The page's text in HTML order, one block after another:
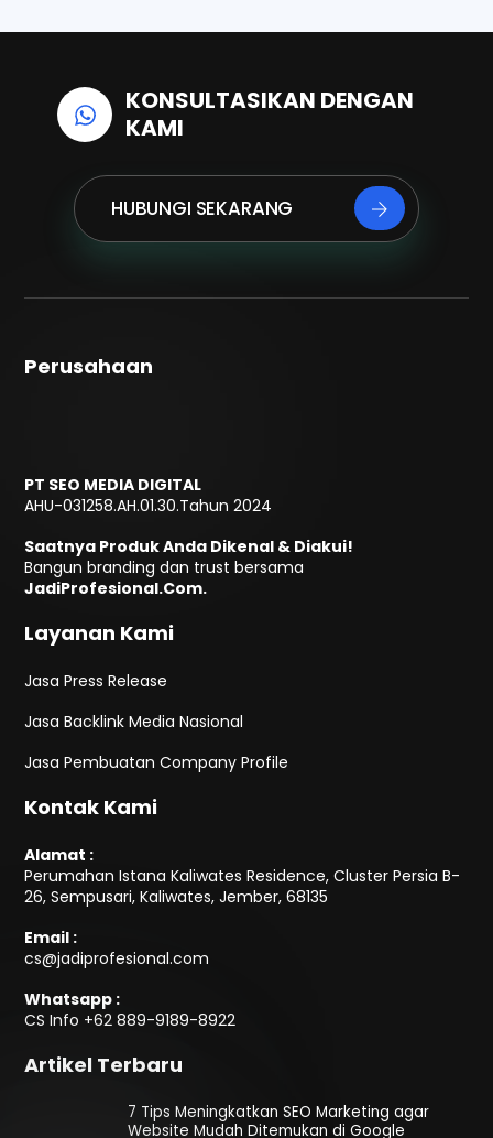
KONSULTASIKAN DENGAN
KAMI
HUBUNGI SEKARANG
Perusahaan
PT SEO MEDIA DIGITAL
AHU-031258.AH.01.30.Tahun 2024
Saatnya Produk Anda Dikenal & Diakui!
Bangun branding dan trust bersama
JadiProfesional.Com.
Layanan Kami
Jasa Press Release
Jasa Backlink Media Nasional
Jasa Pembuatan Company Profile
Kontak Kami
Alamat :
Perumahan Istana Kaliwates Residence, Cluster Persia B-
26, Sempusari, Kaliwates, Jember, 68135
Email :
cs@jadiprofesional.com
Whatsapp :
CS Info +62 889-9189-8922
Artikel Terbaru
7 Tips Meningkatkan SEO Marketing agar
Website Mudah Ditemukan di Google